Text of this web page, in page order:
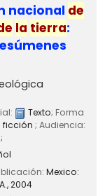
nacional de
la tierra:
Texto; Forma
ficción ; Audiencia:
Mexico:
2004